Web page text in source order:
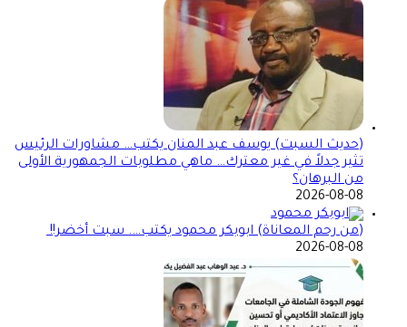
(حديث السبت) يوسف عبد المنان يكتب… مشاورات الرئيس
تثير جدلاً في غير معترك… ماهي مطلوبات الجمهورية الأولى
من البرهان؟
2026-08-08
(من رحم المعاناة) ابوبكر محمود يكتب…. سبت أخضر!!
2026-08-08